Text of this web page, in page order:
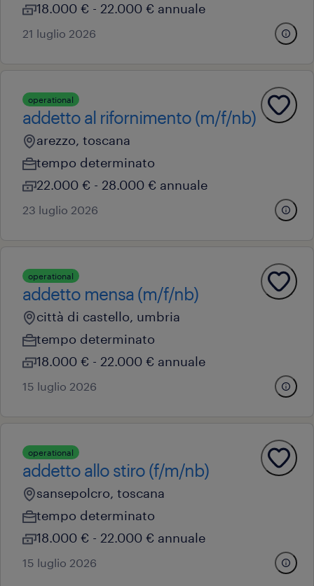
18.000 € - 22.000 € annuale
21 luglio 2026
operational
addetto al rifornimento (m/f/nb)
arezzo, toscana
tempo determinato
22.000 € - 28.000 € annuale
23 luglio 2026
operational
addetto mensa (m/f/nb)
città di castello, umbria
tempo determinato
18.000 € - 22.000 € annuale
15 luglio 2026
operational
addetto allo stiro (f/m/nb)
sansepolcro, toscana
tempo determinato
18.000 € - 22.000 € annuale
15 luglio 2026